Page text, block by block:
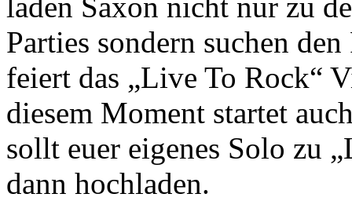
Parties sondern suchen
feiert das „Live To Rock“
diesem Moment startet
sollt euer eigenes Solo zu
dann hochladen.